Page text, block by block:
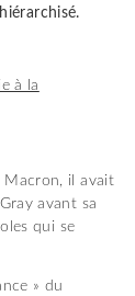
à la
Macron, il avait
avant sa
qui se
» du